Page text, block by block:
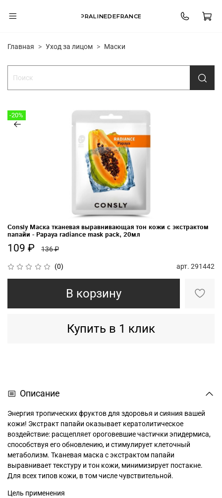
PRALINEDEFRANCE
Главная Уход за лицом Маски
-20%
(0) арт. 291442
Consly Маска тканевая выравнивающая тон кожи с экстрактом
папайи - Papaya radiance mask pack, 20мл
109 ₽ 136 ₽
В корзину
Купить в 1 клик
Описание
Энергия тропических фруктов для здоровья и сияния вашей
кожи! Экстракт папайи оказывает кератолитическое
воздействие: расщепляет ороговевшие частички эпидермиса,
способствуя его обновлению, и стимулирует клеточный
метаболизм. Тканевая маска с экстрактом папайи
выравнивает текстуру и тон кожи, минимизирует постакне.
Для всех типов кожи, в том числе чувствительной.
Цель применения